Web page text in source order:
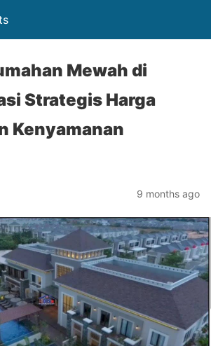
Mewah di
Strategis Harga
Kenyamanan
9 months ago